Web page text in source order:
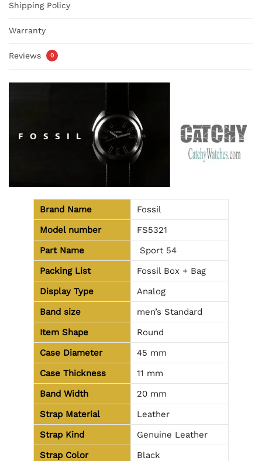
Shipping Policy
Warranty
Reviews 0
Brand Name
Fossil
Model number
FS5321
Part Name
Sport 54
Packing List
Fossil Box + Bag
Display Type
Analog
Band size
men’s Standard
Item Shape
Round
Case Diameter
45 mm
Case Thickness
11 mm
Band Width
20 mm
Strap Material
Leather
Strap Kind
Genuine Leather
Strap Color
Black